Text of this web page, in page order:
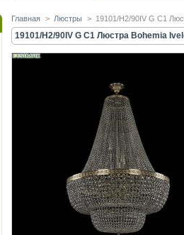
Главная > Люстры > 19101/H2/90IV G C1
19101/H2/90IV G C1 Люстра Bohemia